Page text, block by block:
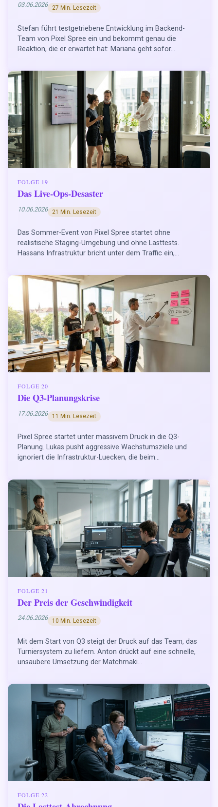
03.06.2026 27 Min. Lesezeit
Stefan führt testgetriebene Entwicklung im Backend-
Team von Pixel Spree ein und bekommt genau die
Reaktion, die er erwartet hat: Mariana geht sofor...
FOLGE 19
Das Live-Ops-Desaster
10.06.2026 21 Min. Lesezeit
Das Sommer-Event von Pixel Spree startet ohne
realistische Staging-Umgebung und ohne Lasttests.
Hassans Infrastruktur bricht unter dem Traffic ein,...
FOLGE 20
Die Q3-Planungskrise
17.06.2026 11 Min. Lesezeit
Pixel Spree startet unter massivem Druck in die Q3-
Planung. Lukas pusht aggressive Wachstumsziele und
ignoriert die Infrastruktur-Luecken, die beim...
FOLGE 21
Der Preis der Geschwindigkeit
24.06.2026 10 Min. Lesezeit
Mit dem Start von Q3 steigt der Druck auf das Team, das
Turniersystem zu liefern. Anton drückt auf eine schnelle,
unsaubere Umsetzung der Matchmaki...
FOLGE 22